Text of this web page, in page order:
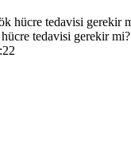
tedavisi gerekir mi?